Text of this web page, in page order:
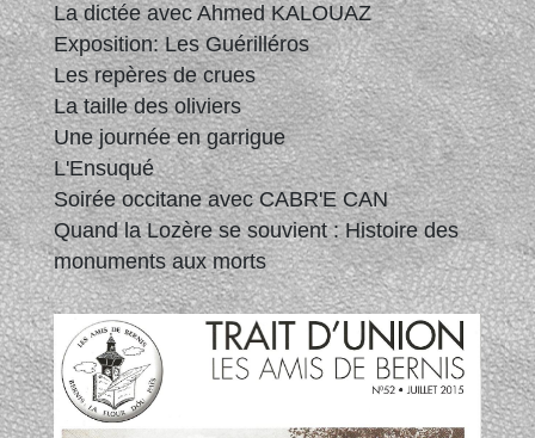
La dictée avec Ahmed KALOUAZ
Exposition: Les Guérilléros
Les repères de crues
La taille des oliviers
Une journée en garrigue
L'Ensuqué
Soirée occitane avec CABR'E CAN
Quand la Lozère se souvient : Histoire des
monuments aux morts